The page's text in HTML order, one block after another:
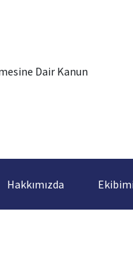
Dair Kanun
Hakkımızda